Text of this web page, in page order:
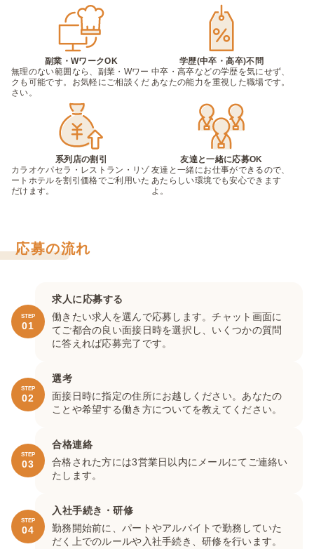
副業・WワークOK
無理のない範囲なら、副業・Wワー
クも可能です。お気軽にご相談くだ
さい。
学歴(中卒・高卒)不問
中卒・高卒などの学歴を気にせず、
あなたの能力を重視した職場です。
系列店の割引
カラオケパセラ・レストラン・リゾ
ートホテルを割引価格でご利用いた
だけます。
友達と一緒に応募OK
友達と一緒にお仕事ができるので、
あたらしい環境でも安心できます
よ。
応募の流れ
STEP
01
求人に応募する
働きたい求人を選んで応募します。チャット画面に
てご都合の良い面接日時を選択し、いくつかの質問
に答えれば応募完了です。
STEP
02
選考
面接日時に指定の住所にお越しください。あなたの
ことや希望する働き方についてを教えてください。
STEP
03
合格連絡
合格された方には3営業日以内にメールにてご連絡い
たします。
STEP
04
入社手続き・研修
勤務開始前に、パートやアルバイトで勤務していた
だく上でのルールや入社手続き、研修を行います。